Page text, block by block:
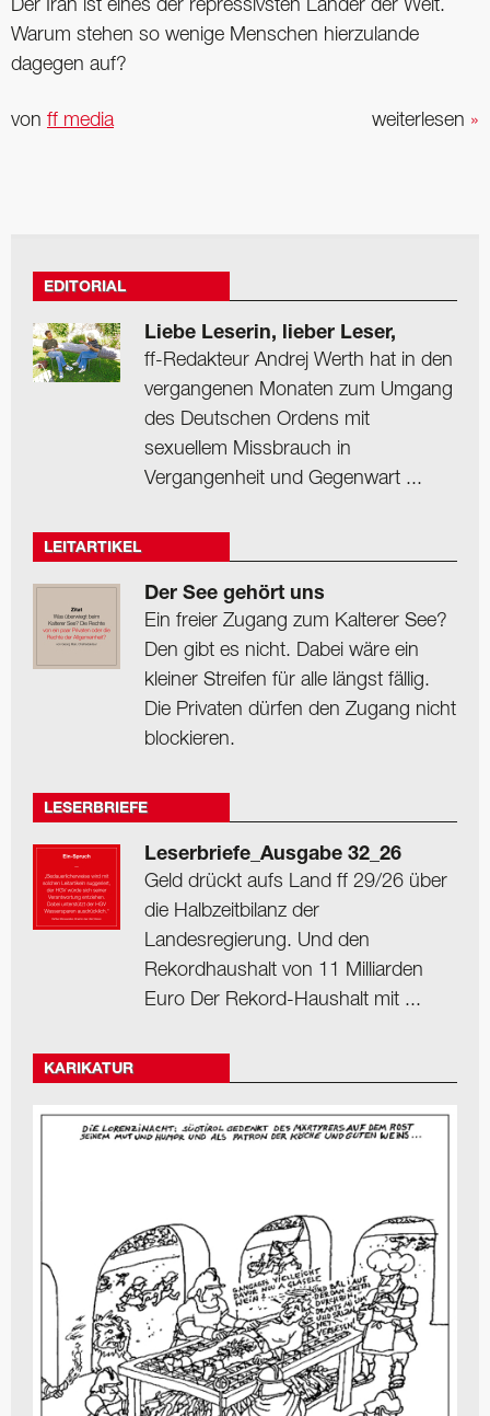
Der Iran ist eines der repressivsten Länder der Welt.
Warum stehen so wenige Menschen hierzulande
dagegen auf?
weiterlesen »
von ff media
EDITORIAL
Liebe Leserin, lieber Leser,
ff-Redakteur Andrej Werth hat in den
vergangenen Monaten zum Umgang
des Deutschen Ordens mit
sexuellem Missbrauch in
Vergangenheit und Gegenwart ...
LEITARTIKEL
Der See gehört uns
Ein freier Zugang zum Kalterer See?
Den gibt es nicht. Dabei wäre ein
kleiner Streifen für alle längst fällig.
Die Privaten dürfen den Zugang nicht
blockieren.
LESERBRIEFE
Leserbriefe_Ausgabe 32_26
Geld drückt aufs Land ff 29/26 über
die Halbzeitbilanz der
Landesregierung. Und den
Rekordhaushalt von 11 Milliarden
Euro Der Rekord-Haushalt mit ...
KARIKATUR